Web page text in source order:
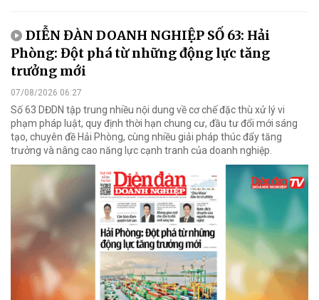
DIỄN ĐÀN DOANH NGHIỆP SỐ 63: Hải
Phòng: Đột phá từ những động lực tăng
trưởng mới
07/08/2026 06:27
Số 63 DĐDN tập trung nhiều nội dung về cơ chế đặc thù xử lý vi
phạm pháp luật, quy định thời hạn chung cư, đầu tư đổi mới sáng
tạo, chuyên đề Hải Phòng, cùng nhiều giải pháp thúc đẩy tăng
trưởng và nâng cao năng lực cạnh tranh của doanh nghiệp.